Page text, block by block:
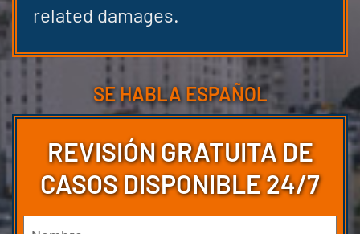
related damages.
SE HABLA ESPAÑOL
REVISIÓN GRATUITA DE
CASOS DISPONIBLE 24/7
Nombre